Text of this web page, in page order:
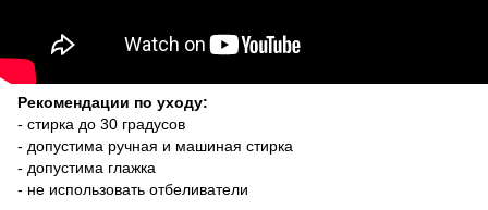
Рекомендации по уходу:
- стирка до 30 градусов
- допустима ручная и машиная стирка
- допустима глажка
- не использовать отбеливатели